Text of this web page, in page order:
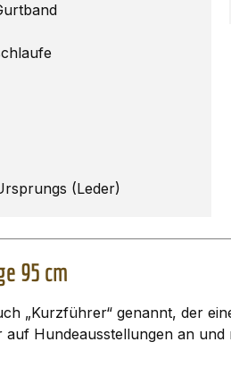
(Leder)
95 cm
„Kurzführer“ genannt, der
Hundeausstellungen an